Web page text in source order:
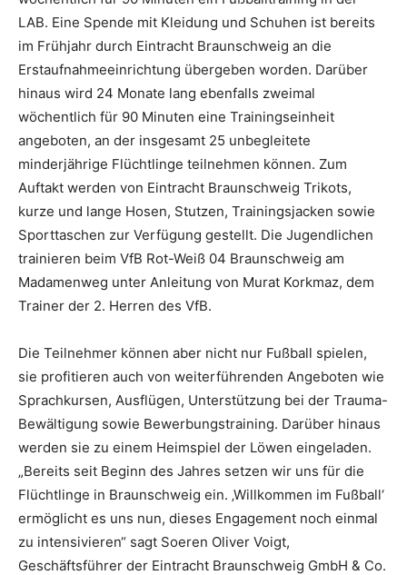
LAB. Eine Spende mit Kleidung und Schuhen ist bereits
im Frühjahr durch Eintracht Braunschweig an die
Erstaufnahmeeinrichtung übergeben worden. Darüber
hinaus wird 24 Monate lang ebenfalls zweimal
wöchentlich für 90 Minuten eine Trainingseinheit
angeboten, an der insgesamt 25 unbegleitete
minderjährige Flüchtlinge teilnehmen können. Zum
Auftakt werden von Eintracht Braunschweig Trikots,
kurze und lange Hosen, Stutzen, Trainingsjacken sowie
Sporttaschen zur Verfügung gestellt. Die Jugendlichen
trainieren beim VfB Rot-Weiß 04 Braunschweig am
Madamenweg unter Anleitung von Murat Korkmaz, dem
Trainer der 2. Herren des VfB.
Die Teilnehmer können aber nicht nur Fußball spielen,
sie profitieren auch von weiterführenden Angeboten wie
Sprachkursen, Ausflügen, Unterstützung bei der Trauma-
Bewältigung sowie Bewerbungstraining. Darüber hinaus
werden sie zu einem Heimspiel der Löwen eingeladen.
„Bereits seit Beginn des Jahres setzen wir uns für die
Flüchtlinge in Braunschweig ein. ‚Willkommen im Fußball‘
ermöglicht es uns nun, dieses Engagement noch einmal
zu intensivieren“ sagt Soeren Oliver Voigt,
Geschäftsführer der Eintracht Braunschweig GmbH & Co.